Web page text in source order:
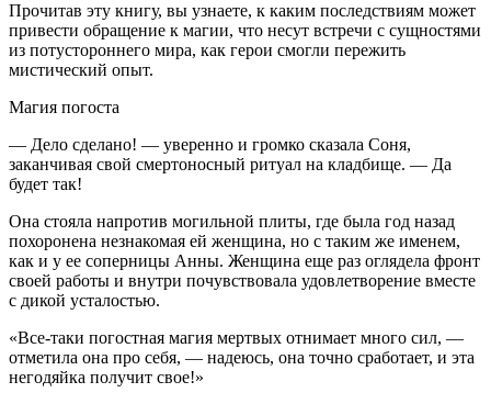
Прочитав эту книгу, вы узнаете, к каким последствиям может
привести обращение к магии, что несут встречи с сущностями
из потустороннего мира, как герои смогли пережить
мистический опыт.
Магия погоста
— Дело сделано! — уверенно и громко сказала Соня,
заканчивая свой смертоносный ритуал на кладбище. — Да
будет так!
Она стояла напротив могильной плиты, где была год назад
похоронена незнакомая ей женщина, но с таким же именем,
как и у ее соперницы Анны. Женщина еще раз оглядела фронт
своей работы и внутри почувствовала удовлетворение вместе
с дикой усталостью.
«Все-таки погостная магия мертвых отнимает много сил, —
отметила она про себя, — надеюсь, она точно сработает, и эта
негодяйка получит свое!»